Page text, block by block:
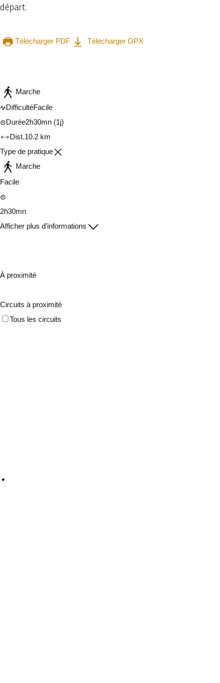
départ.
Télécharger PDF
Télécharger GPX
Marche
DifficultéFacile
Durée2h30mn (1j)
Dist.10.2 km
Type de pratique
Marche
Facile
2h30mn
Afficher plus d'informations
À proximité
Circuits à proximité
Tous les circuits